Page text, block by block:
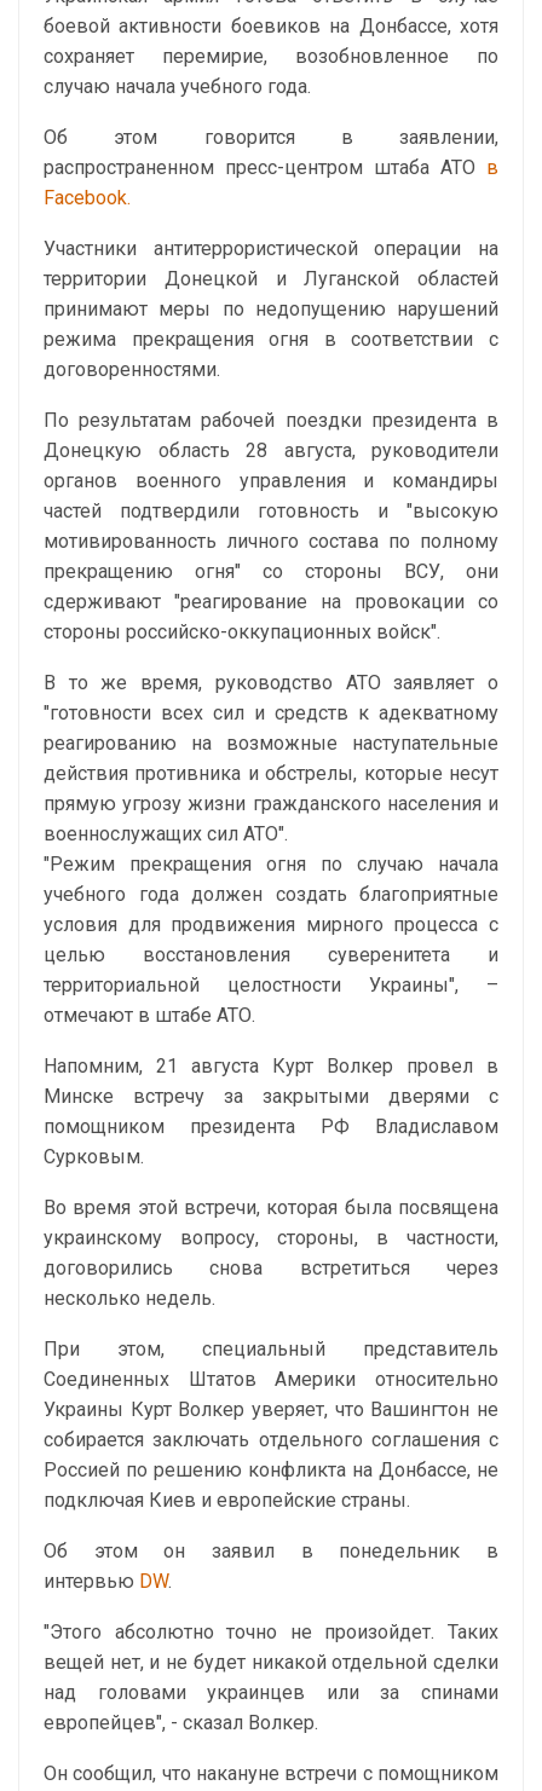
боевой активности боевиков на Донбассе, хотя
сохраняет перемирие, возобновленное по
случаю начала учебного года.
Об этом говорится в заявлении,
распространенном пресс-центром штаба АТО в
Facebook.
Участники антитеррористической операции на
территории Донецкой и Луганской областей
принимают меры по недопущению нарушений
режима прекращения огня в соответствии с
договоренностями.
По результатам рабочей поездки президента в
Донецкую область 28 августа, руководители
органов военного управления и командиры
частей подтвердили готовность и "высокую
мотивированность личного состава по полному
прекращению огня" со стороны ВСУ, они
сдерживают "реагирование на провокации со
стороны российско-оккупационных войск".
В то же время, руководство АТО заявляет о
"готовности всех сил и средств к адекватному
реагированию на возможные наступательные
действия противника и обстрелы, которые несут
прямую угрозу жизни гражданского населения и
военнослужащих сил АТО".
"Режим прекращения огня по случаю начала
учебного года должен создать благоприятные
условия для продвижения мирного процесса с
целью восстановления суверенитета и
территориальной целостности Украины", –
отмечают в штабе АТО.
Напомним, 21 августа Курт Волкер провел в
Минске встречу за закрытыми дверями с
помощником президента РФ Владиславом
Сурковым.
Во время этой встречи, которая была посвящена
украинскому вопросу, стороны, в частности,
договорились снова встретиться через
несколько недель.
При этом, специальный представитель
Соединенных Штатов Америки относительно
Украины Курт Волкер уверяет, что Вашингтон не
собирается заключать отдельного соглашения с
Россией по решению конфликта на Донбассе, не
подключая Киев и европейские страны.
Об этом он заявил в понедельник в
интервью DW.
"Этого абсолютно точно не произойдет. Таких
вещей нет, и не будет никакой отдельной сделки
над головами украинцев или за спинами
европейцев", - сказал Волкер.
Он сообщил, что накануне встречи с помощником